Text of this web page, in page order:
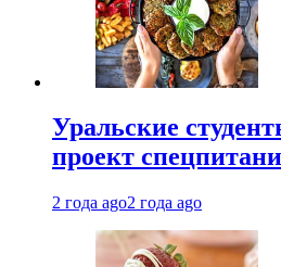
Уральские
проект
2 года ago2 года ago